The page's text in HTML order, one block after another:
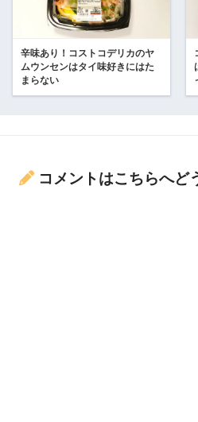
辛味あり！コストコデリカのヤ
ムウンセンはタイ味好きにはた
まらない
コメントはこちらへど